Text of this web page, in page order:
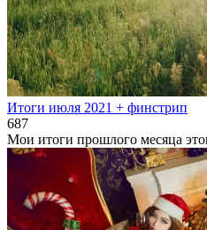
Итоги июля 2021 + финстрип
687
Мои итоги прошлого месяца